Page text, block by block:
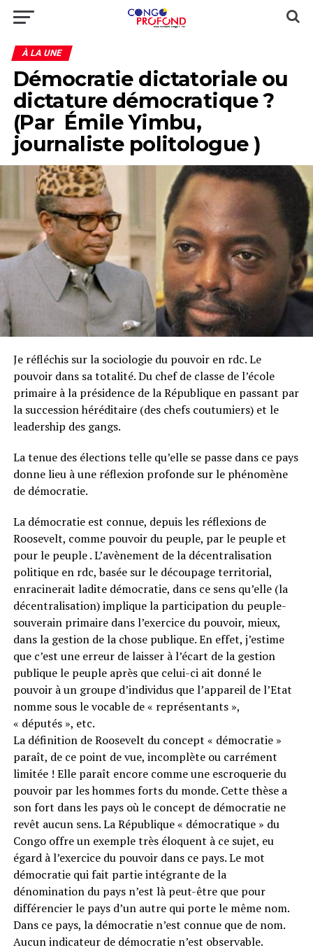
À LA UNE
Démocratie dictatoriale ou
dictature démocratique ?
(Par Émile Yimbu,
journaliste politologue )
Je réfléchis sur la sociologie du pouvoir en rdc. Le
pouvoir dans sa totalité. Du chef de classe de l’école
primaire à la présidence de la République en passant par
la succession héréditaire (des chefs coutumiers) et le
leadership des gangs.
La tenue des élections telle qu’elle se passe dans ce pays
donne lieu à une réflexion profonde sur le phénomène
de démocratie.
La démocratie est connue, depuis les réflexions de
Roosevelt, comme pouvoir du peuple, par le peuple et
pour le peuple . L’avènement de la décentralisation
politique en rdc, basée sur le découpage territorial,
enracinerait ladite démocratie, dans ce sens qu’elle (la
décentralisation) implique la participation du peuple-
souverain primaire dans l’exercice du pouvoir, mieux,
dans la gestion de la chose publique. En effet, j’estime
que c’est une erreur de laisser à l’écart de la gestion
publique le peuple après que celui-ci ait donné le
pouvoir à un groupe d’individus que l’appareil de l’Etat
nomme sous le vocable de « représentants »,
« députés », etc.
La définition de Roosevelt du concept « démocratie »
paraît, de ce point de vue, incomplète ou carrément
limitée ! Elle paraît encore comme une escroquerie du
pouvoir par les hommes forts du monde. Cette thèse a
son fort dans les pays où le concept de démocratie ne
revêt aucun sens. La République « démocratique » du
Congo offre un exemple très éloquent à ce sujet, eu
égard à l’exercice du pouvoir dans ce pays. Le mot
démocratie qui fait partie intégrante de la
dénomination du pays n’est là peut-être que pour
différencier le pays d’un autre qui porte le même nom.
Dans ce pays, la démocratie n’est connue que de nom.
Aucun indicateur de démocratie n’est observable.